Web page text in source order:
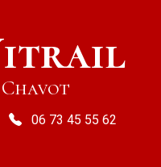
06 73 45 55 62